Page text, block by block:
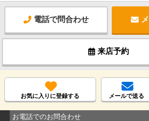
電話で問合わせ
来店予約
お気に入りに登録する メールで送る
お電話でのお問合わせ